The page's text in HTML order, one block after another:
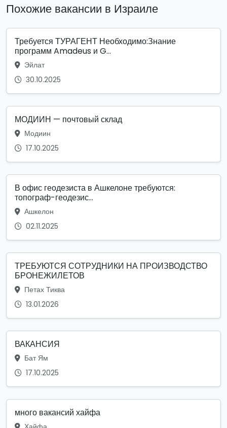
Похожие вакансии в Израиле
Требуется ТУРАГЕНТ Необходимо:Знание
программ Amadeus и G...
Эйлат
30.10.2025
МОДИИН — почтовый склад
Модиин
17.10.2025
В офис геодезиста в Ашкелоне требуются:
топограф-геодезис...
Ашкелон
02.11.2025
ТРЕБУЮТСЯ СОТРУДНИКИ НА ПРОИЗВОДСТВО
БРОНЕЖИЛЕТОВ
Петах Тиква
13.01.2026
ВАКАНСИЯ
Бат Ям
17.10.2025
много вакансий хайфа